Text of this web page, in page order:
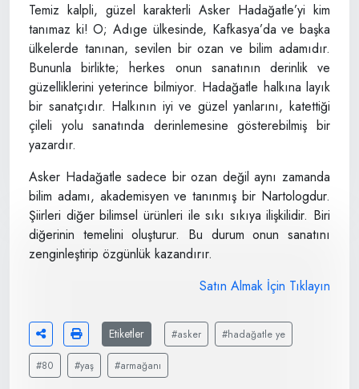
Temiz kalpli, güzel karakterli Asker Hadağatle’yi kim
tanımaz ki! O; Adıge ülkesinde, Kafkasya’da ve başka
ülkelerde tanınan, sevilen bir ozan ve bilim adamıdır.
Bununla birlikte; herkes onun sanatının derinlik ve
güzelliklerini yeterince bilmiyor. Hadağatle halkına layık
bir sanatçıdır. Halkının iyi ve güzel yanlarını, katettiği
çileli yolu sanatında derinlemesine gösterebilmiş bir
yazardır.
Asker Hadağatle sadece bir ozan değil aynı zamanda
bilim adamı, akademisyen ve tanınmış bir Nartologdur.
Şiirleri diğer bilimsel ürünleri ile sıkı sıkıya ilişkilidir. Biri
diğerinin temelini oluşturur. Bu durum onun sanatını
zenginleştirip özgünlük kazandırır.
Satın Almak İçin Tıklayın
Etiketler #asker #hadağatle ye
#80 #yaş #armağanı